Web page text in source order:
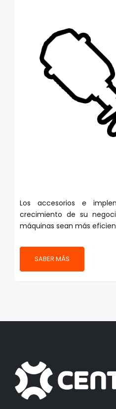
Los accesorios e
crecimiento de su
máquinas sean más
SABER MÁS